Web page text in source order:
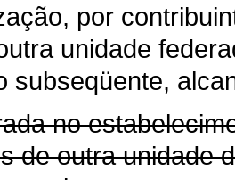
por
unidade
subseqüente,
no
de outra unidade